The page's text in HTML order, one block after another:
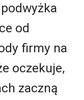
od
firmy na
oczekuje,
zaczną